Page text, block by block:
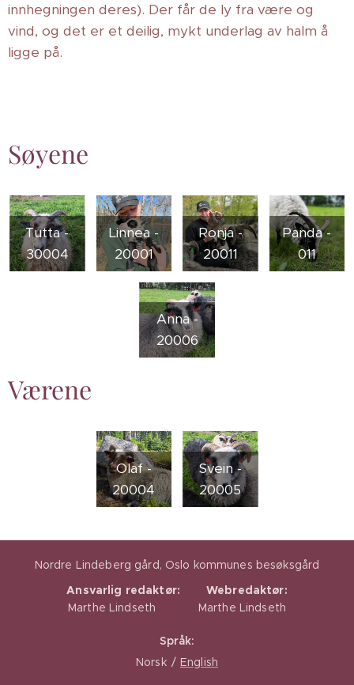
innhegningen deres). Der får de ly fra være og
vind, og det er et deilig, mykt underlag av halm å
ligge på.
Søyene
Tutta -
30004
Linnea -
20001
Ronja -
20011
Panda -
011
Anna -
20006
Værene
Olaf -
20004
Svein -
20005
Nordre Lindeberg gård, Oslo kommunes besøksgård
Ansvarlig redaktør:Webredaktør:
Marthe Lindseth Marthe Lindseth
Språk
Norsk
English